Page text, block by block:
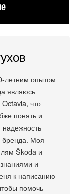
летним опытом
являюсь
что
понять и
надежность
бренда. Моя
Škoda и
и
к написанию
помочь